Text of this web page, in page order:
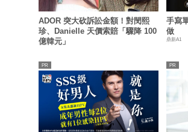
ADOR 突大砍訴訟金額！對閔熙
珍、Danielle 天價索賠「驟降 100
億韓元」
手寫
做
鼎新A1